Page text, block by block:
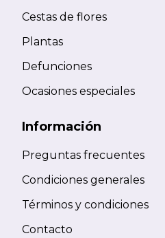
Cestas de flores
Plantas
Defunciones
Ocasiones especiales
Información
Preguntas frecuentes
Condiciones generales
Términos y condiciones
Contacto